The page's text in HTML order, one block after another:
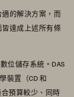
的解決方案，而
達成上述所有條
位儲存系統。DAS
裝置（CD 和
預算較少、同時